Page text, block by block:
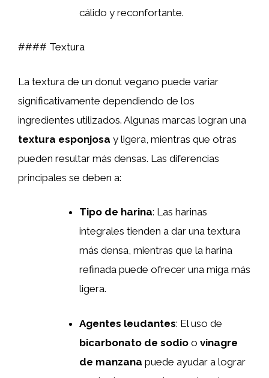
cálido y reconfortante.
#### Textura
La textura de un donut vegano puede variar
significativamente dependiendo de los
ingredientes utilizados. Algunas marcas logran una
textura esponjosa y ligera, mientras que otras
pueden resultar más densas. Las diferencias
principales se deben a:
Tipo de harina: Las harinas
integrales tienden a dar una textura
más densa, mientras que la harina
refinada puede ofrecer una miga más
ligera.
Agentes leudantes: El uso de
bicarbonato de sodio o vinagre
de manzana puede ayudar a lograr